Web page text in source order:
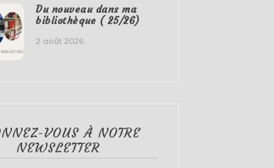
Du nouveau dans ma
bibliothèque ( 25/26)
2 août 2026
VOUS À NOTRE
NEWSLETTER